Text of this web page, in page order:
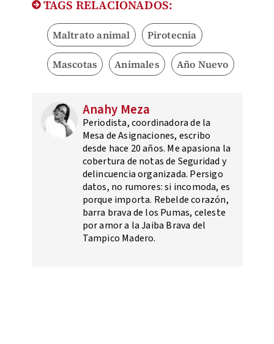
TAGS RELACIONADOS:
Maltrato animal Pirotecnia
Mascotas Animales Año Nuevo
Anahy Meza
Periodista, coordinadora de la
Mesa de Asignaciones, escribo
desde hace 20 años. Me apasiona la
cobertura de notas de Seguridad y
delincuencia organizada. Persigo
datos, no rumores: si incomoda, es
porque importa. Rebelde corazón,
barra brava de los Pumas, celeste
por amor a la Jaiba Brava del
Tampico Madero.